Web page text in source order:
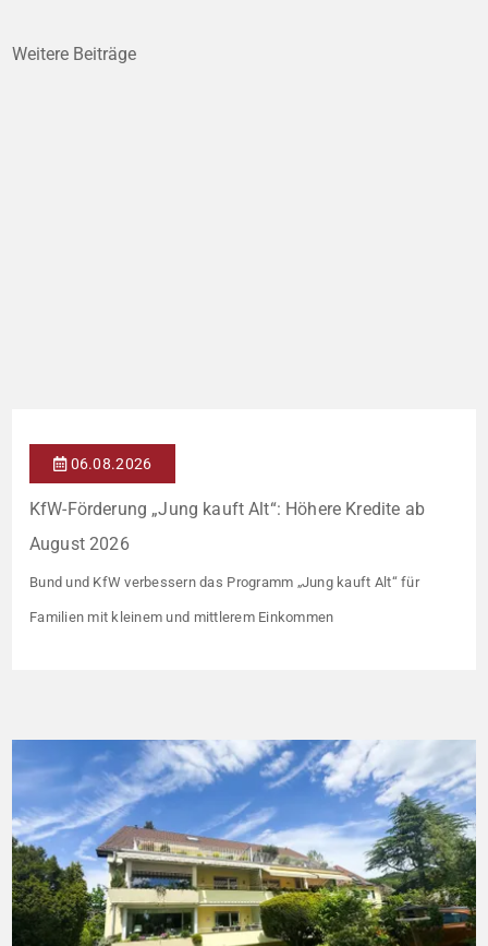
Weitere Beiträge
06.08.2026
KfW-Förderung „Jung kauft Alt“: Höhere Kredite ab
August 2026
Bund und KfW verbessern das Programm „Jung kauft Alt“ für
Familien mit kleinem und mittlerem Einkommen